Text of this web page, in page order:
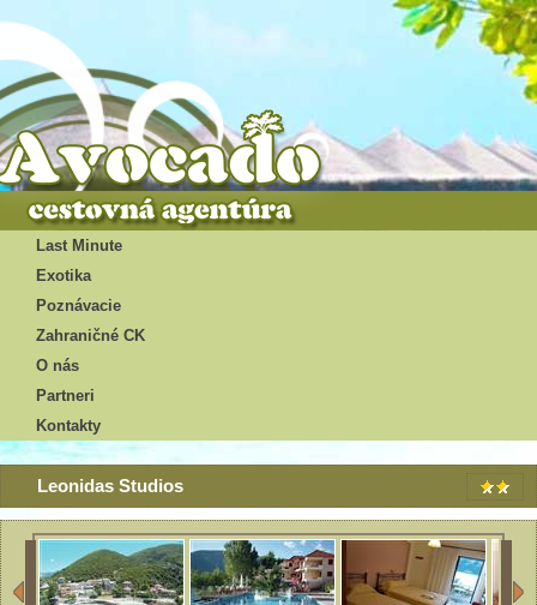
Last Minute
Exotika
Poznávacie
Zahraničné CK
O nás
Partneri
Kontakty
Leonidas Studios